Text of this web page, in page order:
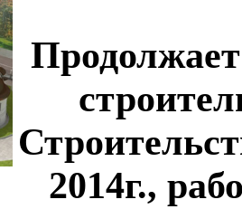
2014г.,